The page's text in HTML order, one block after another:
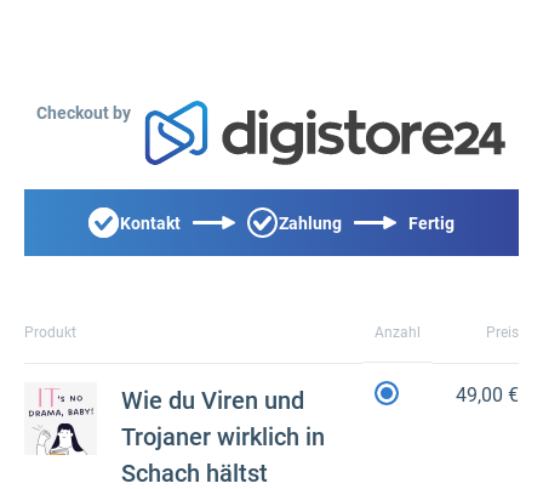
Checkout by
Kontakt Zahlung Fertig
Produkt Anzahl Preis
Wie du Viren und
Trojaner wirklich in
Schach hältst
49,00 €